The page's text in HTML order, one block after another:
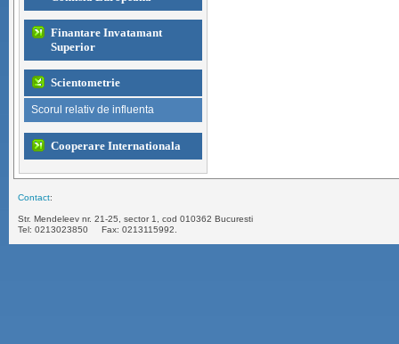
Finantare Invatamant
Superior
Scientometrie
Scorul relativ de influenta
Cooperare Internationala
Contact:
Str. Mendeleev nr. 21-25, sector 1, cod 010362 Bucuresti
Tel: 0213023850 Fax: 0213115992.